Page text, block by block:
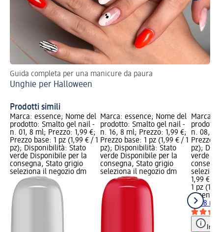
Guida completa per una manicure da paura
Unghie per Halloween
Prodotti simili
Marca: essence; Nome del
prodotto: Smalto gel nail -
n. 01, 8 ml; Prezzo: 1,99 €;
Prezzo base: 1 pz (1,99 € / 1
pz); Disponibilità: Stato
verde Disponibile per la
consegna, Stato grigio
seleziona il negozio dm
Marca: essence; Nome del
prodotto: Smalto gel nail -
n. 16, 8 ml; Prezzo: 1,99 €;
Prezzo base: 1 pz (1,99 € / 1
pz); Disponibilità: Stato
verde Disponibile per la
consegna, Stato grigio
seleziona il negozio dm
Marca:
n. 08, 8
Prezzo
pz);
verde
1,99 €
1 pz
essence
08, 8 ml